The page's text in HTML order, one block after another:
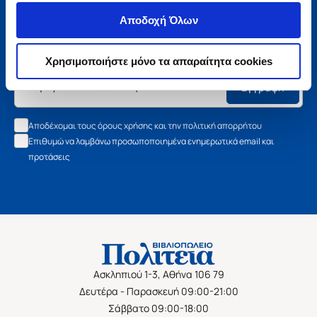
Αποδοχή Όλων
Χρησιμοποιήστε μόνο τα απαραίτητα cookies
Μάθετε τα νέα της Πολιτείας
Εγγραφείτε στο newsletter μας και μάθετε πρώτοι όλα τα
νέα βιβλία, τις εξαιρετικές τιμές και τις εκδηλώσεις μας.
Εγγραφή
Αποδέχομαι τους όρους χρήσης και την πολιτική απορρήτου
Επιθυμώ να λαμβάνω προσωποποιημένα ενημερωτικά email και
προτάσεις
Ασκληπιού 1-3, Αθήνα 106 79
Δευτέρα - Παρασκευή 09:00-21:00
Σάββατο 09:00-18:00